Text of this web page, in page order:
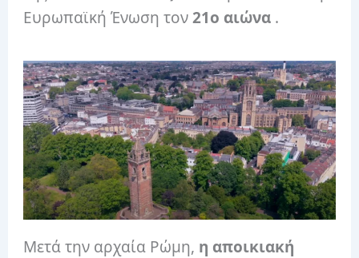
Ευρωπαϊκή Ένωση τον21ο αιώνα .
Μετά την αρχαία Ρώμη, η αποικιακή